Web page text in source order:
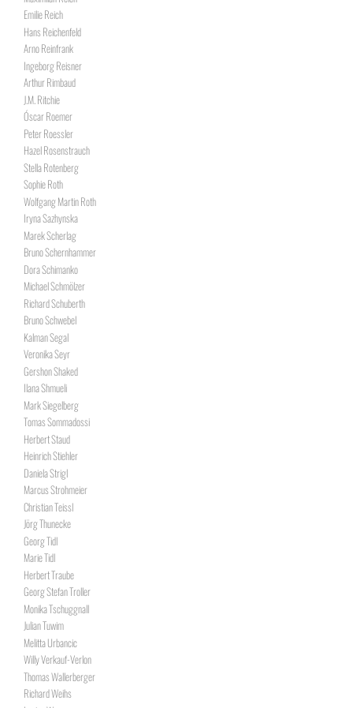
Emilie Reich
Hans Reichenfeld
Arno Reinfrank
Ingeborg Reisner
Arthur Rimbaud
J.M. Ritchie
Óscar Roemer
Peter Roessler
Hazel Rosenstrauch
Stella Rotenberg
Sophie Roth
Wolfgang Martin Roth
Iryna Sazhynska
Marek Scherlag
Bruno Schernhammer
Dora Schimanko
Michael Schmölzer
Richard Schuberth
Bruno Schwebel
Kalman Segal
Veronika Seyr
Gershon Shaked
Ilana Shmueli
Mark Siegelberg
Tomas Sommadossi
Herbert Staud
Heinrich Stiehler
Daniela Strigl
Marcus Strohmeier
Christian Teissl
Jörg Thunecke
Georg Tidl
Marie Tidl
Herbert Traube
Georg Stefan Troller
Monika Tschuggnall
Julian Tuwim
Melitta Urbancic
Willy Verkauf-Verlon
Thomas Wallerberger
Richard Weihs